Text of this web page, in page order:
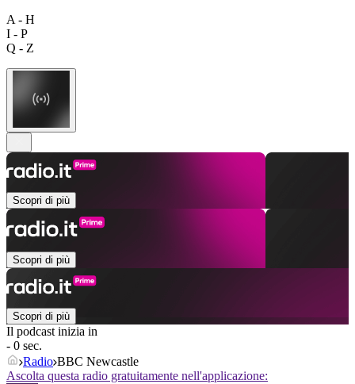
A - H
I - P
Q - Z
Scopri di più
Scopri di più
Scopri di più
Il podcast inizia in
- 0 sec.
Radio BBC Newcastle
Ascolta questa radio gratuitamente nell'applicazione: